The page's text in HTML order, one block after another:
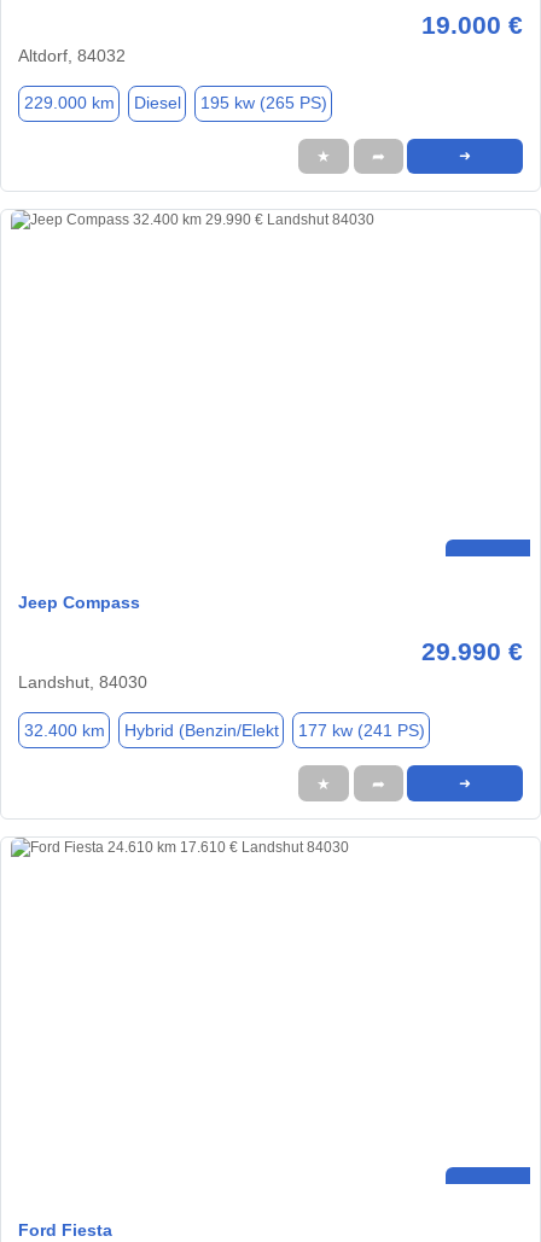
19.000 €
Altdorf, 84032
229.000 km Diesel 195 kw (265 PS)
★ ➦ ➜
Jeep Compass
29.990 €
Landshut, 84030
32.400 km Hybrid (Benzin/Elekt 177 kw (241 PS)
★ ➦ ➜
Ford Fiesta